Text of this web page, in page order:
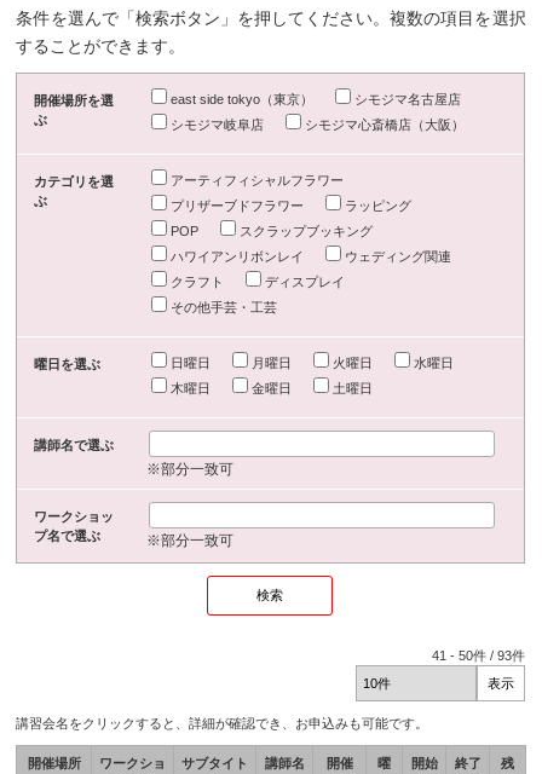
条件を選んで「検索ボタン」を押してください。複数の項目を選択
することができます。
開催場所を選
ぶ
east side tokyo（東京）
シモジマ名古屋店
シモジマ岐阜店
シモジマ心斎橋店（大阪）
カテゴリを選
ぶ
アーティフィシャルフラワー
プリザーブドフラワー
ラッピング
POP
スクラップブッキング
ハワイアンリボンレイ
ウェディング関連
クラフト
ディスプレイ
その他手芸・工芸
曜日を選ぶ 日曜日 月曜日 火曜日
水曜日
木曜日
金曜日 土曜日
講師名で選ぶ
※部分一致可
ワークショッ
プ名で選ぶ
※部分一致可
41 -50件 /93件
講習会名をクリックすると、詳細が確認でき、お申込みも可能です。
開催場所
ワークショ
サブタイト
講師名
開催
曜
開始
終了
残